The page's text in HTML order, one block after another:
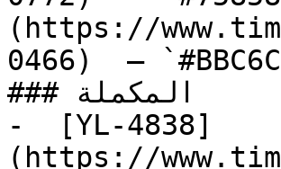
(https://
0466)  —
### المكملة
-  [YL-4838]
(https://